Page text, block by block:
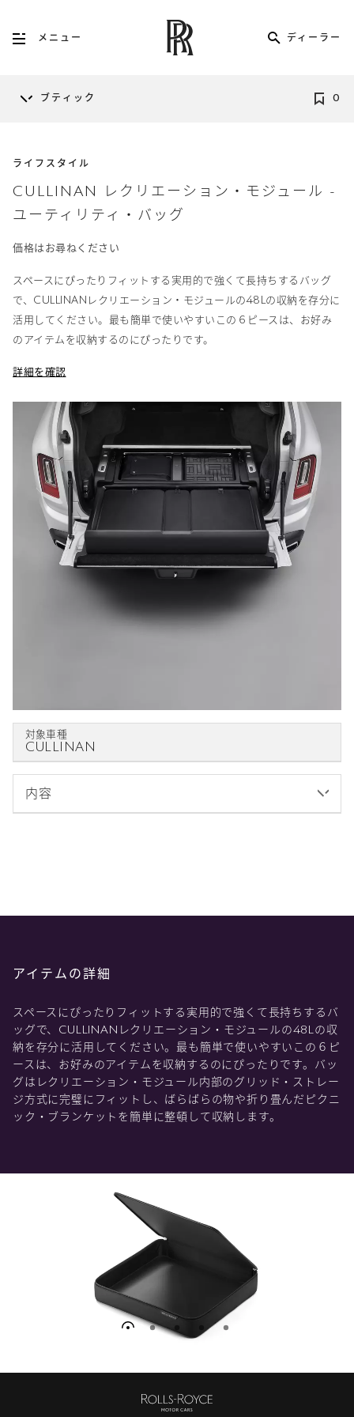
ライフスタイル
CULLINAN レクリエーション・モジュール -
ユーティリティ・バッグ
価格はお尋ねください
スペースにぴったりフィットする実用的で強くて長持ちするバッグ
で、CULLINANレクリエーション・モジュールの48Lの収納を存分に
活用してください。最も簡単で使いやすいこの６ピースは、お好み
のアイテムを収納するのにぴったりです。
詳細を確認
対象車種
CULLINAN
内容
アイテムの詳細
スペースにぴったりフィットする実用的で強くて長持ちするバ
ッグで、CULLINANレクリエーション・モジュールの48Lの収
納を存分に活用してください。最も簡単で使いやすいこの６ピ
ースは、お好みのアイテムを収納するのにぴったりです。バッ
グはレクリエーション・モジュール内部のグリッド・ストレー
ジ方式に完璧にフィットし、ばらばらの物や折り畳んだピクニ
ック・ブランケットを簡単に整頓して収納します。
メニュー ディーラー
ブティック 0